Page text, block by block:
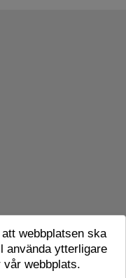
webbplatsen ska
använda ytterligare
webbplats.